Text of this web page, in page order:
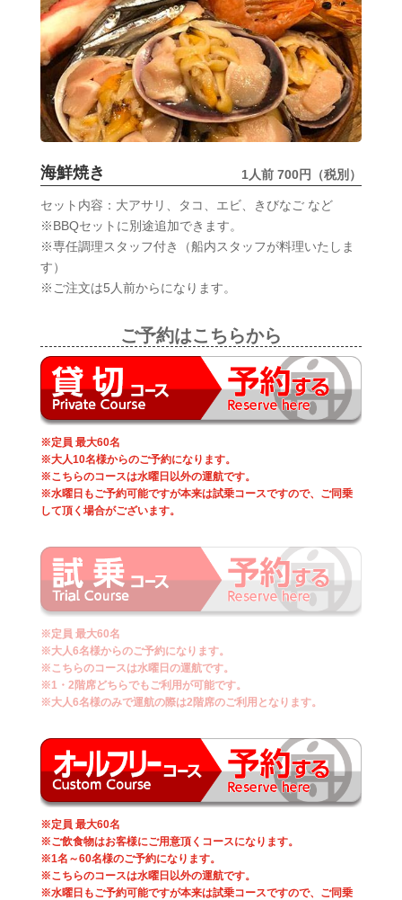
海鮮焼き 1人前 700円（税別）
セット内容：大アサリ、タコ、エビ、きびなご など
※BBQセットに別途追加できます。
※専任調理スタッフ付き（船内スタッフが料理いたしま
す）
※ご注文は5人前からになります。
ご予約はこちらから
※定員 最大60名
※大人10名様からのご予約になります。
※こちらのコースは水曜日以外の運航です。
※水曜日もご予約可能ですが本来は試乗コースですので、ご同乗
して頂く場合がございます。
※定員 最大60名
※大人6名様からのご予約になります。
※こちらのコースは水曜日の運航です。
※1・2階席どちらでもご利用が可能です。
※大人6名様のみで運航の際は2階席のご利用となります。
※定員 最大60名
※ご飲食物はお客様にご用意頂くコースになります。
※1名～60名様のご予約になります。
※こちらのコースは水曜日以外の運航です。
※水曜日もご予約可能ですが本来は試乗コースですので、ご同乗